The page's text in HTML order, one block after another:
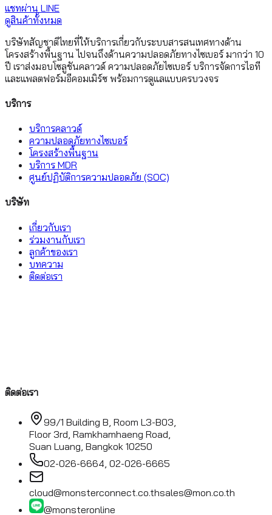
แชทผ่าน LINE
ดูสินค้าทั้งหมด
บริษัทสัญชาติไทยที่ให้บริการเกี่ยวกับระบบสารสนเทศทางด้าน
โครงสร้างพื้นฐาน ไปจนถึงด้านความปลอดภัยทางไซเบอร์ มากว่า 10
ปี เราส่งมอบโซลูชันคลาวด์ ความปลอดภัยไซเบอร์ บริการจัดการไอที
และแพลตฟอร์มอีคอมเมิร์ซ พร้อมการดูแลแบบครบวงจร
บริการ
บริการคลาวด์
ความปลอดภัยทางไซเบอร์
โครงสร้างพื้นฐาน
บริการ MDR
ศูนย์ปฏิบัติการความปลอดภัย (SOC)
บริษัท
เกี่ยวกับเรา
ร่วมงานกับเรา
ลูกค้าของเรา
บทความ
ติดต่อเรา
ติดต่อเรา
99/1 Building B, Room L3-B03,
Floor 3rd, Ramkhamhaeng Road,
Suan Luang, Bangkok 10250
02-026-6664, 02-026-6665
cloud@monsterconnect.co.thsales@mon.co.th
@monsteronline